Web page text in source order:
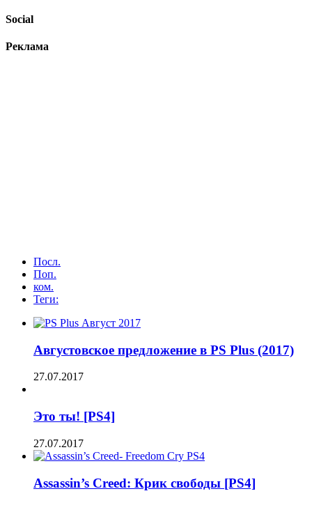
Social
Реклама
Посл.
Поп.
ком.
Теги:
Августовское предложение в PS Plus (2017)
27.07.2017
Это ты! [PS4]
27.07.2017
Assassin’s Creed: Крик свободы [PS4]